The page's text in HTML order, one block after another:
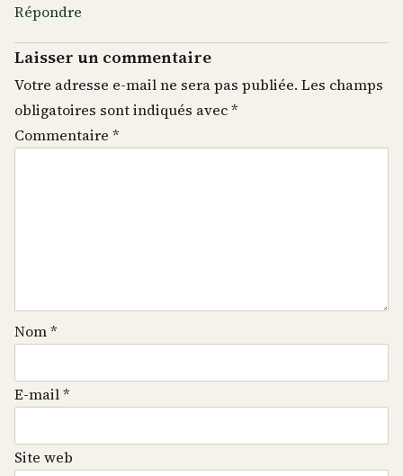
Répondre
Laisser un commentaire
Votre adresse e-mail ne sera pas publiée. Les champs
obligatoires sont indiqués avec*
Commentaire *
Nom*
E-mail*
Site web